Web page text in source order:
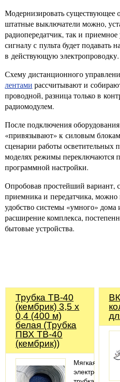
Модернизировать существующее
штатные выключатели можно,
радиопередатчик, так и приемное
сигналу с пульта будет подавать
в действующую электропроводку.
Схему дистанционного
лентами рассчитывают и
проводной, разница только в
радиомодулем.
После подключения
«привязывают» к силовым
сценарии работы осветительных
моделях режимы переключаются
программной настройки.
Опробовав простейший вариант,
приемника и передатчика, можно
удобство системы «умного»
расширение комплекса,
бытовые устройства.
Трубка ТВ-40
(кембрик) 3,5 х
0,4 (400 м)
белая (Трубка
ПВХ ТВ-40
(кембрик))
Мягкая